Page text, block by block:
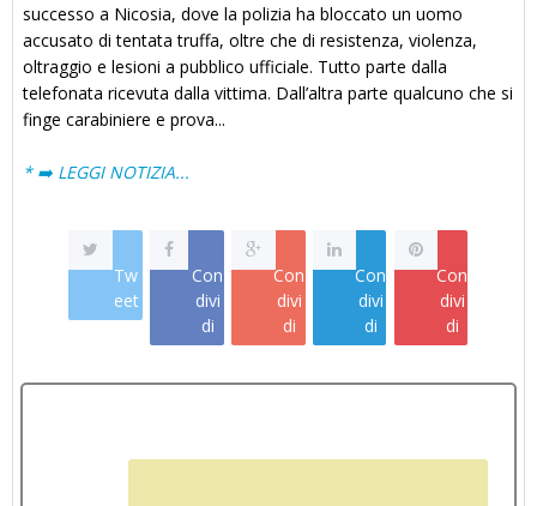
successo a Nicosia, dove la polizia ha bloccato un uomo
accusato di tentata truffa, oltre che di resistenza, violenza,
oltraggio e lesioni a pubblico ufficiale. Tutto parte dalla
telefonata ricevuta dalla vittima. Dall’altra parte qualcuno che si
finge carabiniere e prova...
* ➡️ LEGGI NOTIZIA...
Tw
eet
Con
divi
di
Con
divi
di
Con
divi
di
Con
divi
di